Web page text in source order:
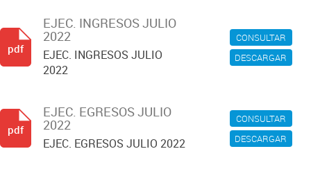
CONSULTAR
DESCARGAR
EJEC. INGRESOS JULIO
2022
EJEC. INGRESOS JULIO
2022
pdf
CONSULTAR
DESCARGAR
EJEC. EGRESOS JULIO
2022
EJEC. EGRESOS JULIO 2022
pdf